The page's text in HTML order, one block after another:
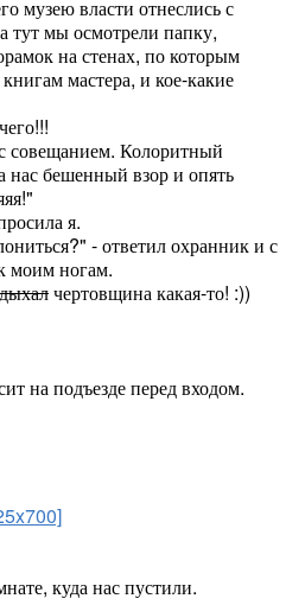
музею власти отнеслись с
мы осмотрели папку,
на стенах, по которым
мастера, и кое-какие
совещанием. Колоритный
нас бешенный взор и опять
я.
- ответил охранник и с
моим ногам.
чертовщина какая-то! :))
на подъезде перед входом.
куда нас пустили.